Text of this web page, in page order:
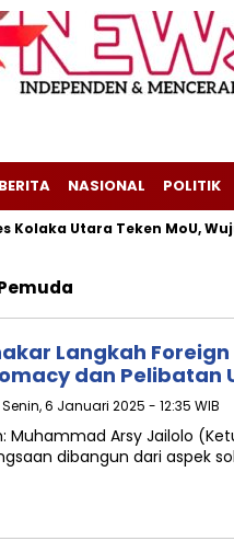
BERITA NASIONAL POLITIK
Kolaka Utara Teken MoU,
Langkah Foreign
dan Pelibatan
Senin, 6 Januari 2025 - 12:35 WIB
Muhammad Arsy Jailolo
dibangun dari aspek